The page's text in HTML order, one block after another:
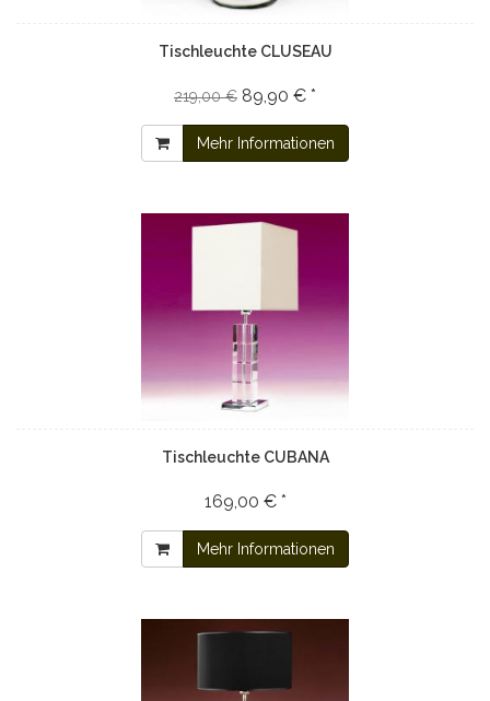
Tischleuchte CLUSEAU
219,00 € 89,90 € *
Mehr Informationen
Tischleuchte CUBANA
169,00 € *
Mehr Informationen